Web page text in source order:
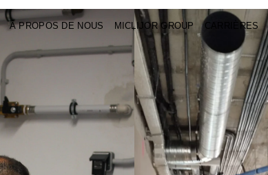
À PROPOS DE NOUS MICLIJOR GROUP CARRIÈRES